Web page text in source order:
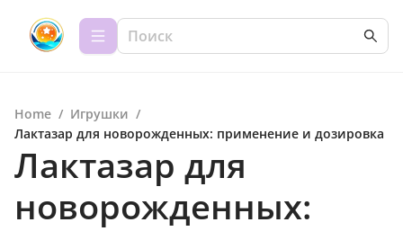
Home / Игрушки /
Лактазар для новорожденных: применение и дозировка
Лактазар для
новорожденных: